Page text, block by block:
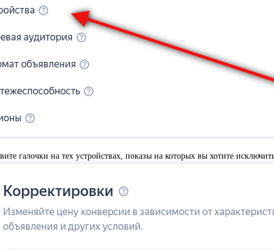
галочки на тех устройствах, показы на которых вы хотите